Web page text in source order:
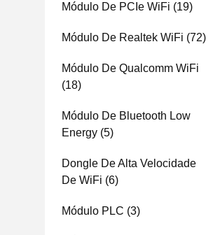
Módulo De PCIe WiFi (19)
Módulo De Realtek WiFi (72)
Módulo De Qualcomm WiFi
(18)
Módulo De Bluetooth Low
Energy (5)
Dongle De Alta Velocidade
De WiFi (6)
Módulo PLC (3)